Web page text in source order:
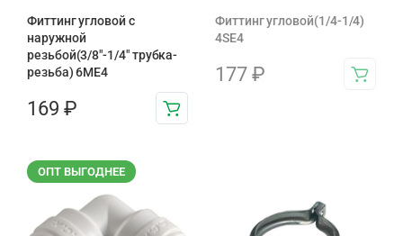
Фиттинг угловой с
наружной
резьбой(3/8"-1/4" трубка-
резьба) 6ME4
169 ₽
Фиттинг угловой(1/4-1/4)
4SE4
177 ₽
ОПТ ВЫГОДНЕЕ